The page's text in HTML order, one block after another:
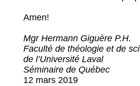
Amen!
Mgr Hermann Giguère P.H.
Faculté de théologie et de
de l’Université Laval
Séminaire de Québec
12 mars 2019